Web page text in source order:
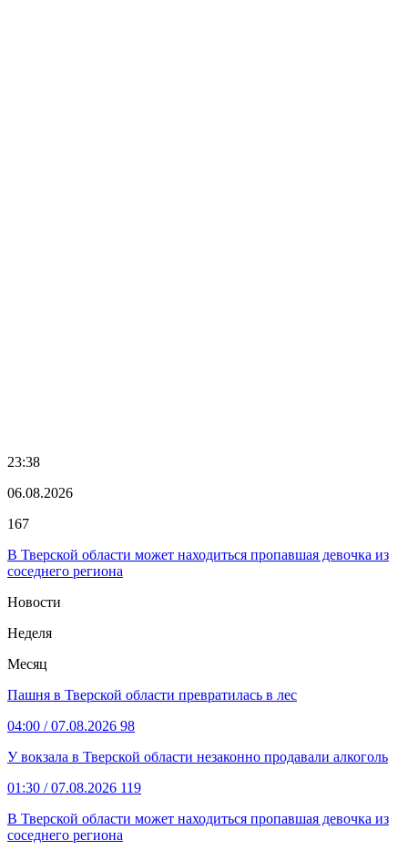
23:38
06.08.2026
167
В Тверской области может находиться пропавшая девочка из
соседнего региона
Новости
Неделя
Месяц
Пашня в Тверской области превратилась в лес
04:00 / 07.08.2026 98
У вокзала в Тверской области незаконно продавали алкоголь
01:30 / 07.08.2026 119
В Тверской области может находиться пропавшая девочка из
соседнего региона